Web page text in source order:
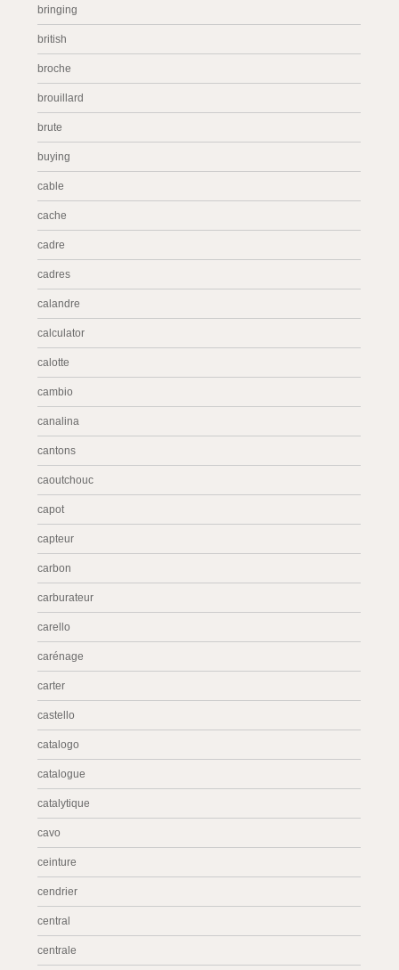
bringing
british
broche
brouillard
brute
buying
cable
cache
cadre
cadres
calandre
calculator
calotte
cambio
canalina
cantons
caoutchouc
capot
capteur
carbon
carburateur
carello
carénage
carter
castello
catalogo
catalogue
catalytique
cavo
ceinture
cendrier
central
centrale